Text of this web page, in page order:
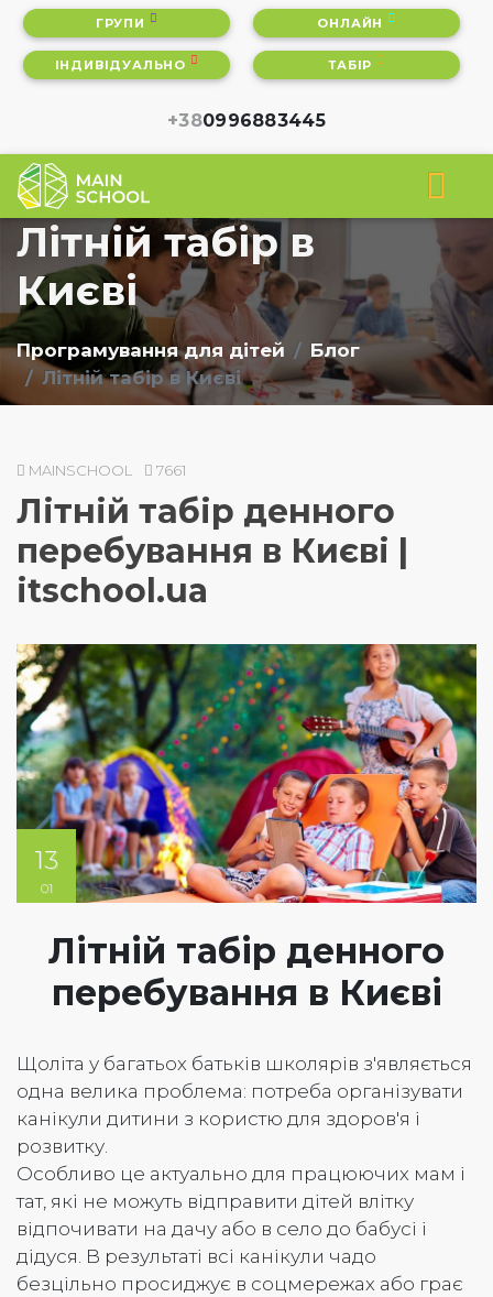
ГРУПИ
ІНДИВІДУАЛЬНО
ОНЛАЙН
ТАБІР
+380996883445
Літній табір в
Києві
Програмування для дітей
Блог
Літній табір в Києві
MAINSCHOOL 7661
Літній табір денного
перебування в Києві |
itschool.ua
13
01
Літній табір денного
перебування в Києві
Щоліта у багатьох батьків школярів з'являється
одна велика проблема: потреба організувати
канікули дитини з користю для здоров'я і
розвитку.
Особливо це актуально для працюючих мам і
тат, які не можуть відправити дітей влітку
відпочивати на дачу або в село до бабусі і
дідуся. В результаті всі канікули чадо
безцільно просиджує в соцмережах або грає